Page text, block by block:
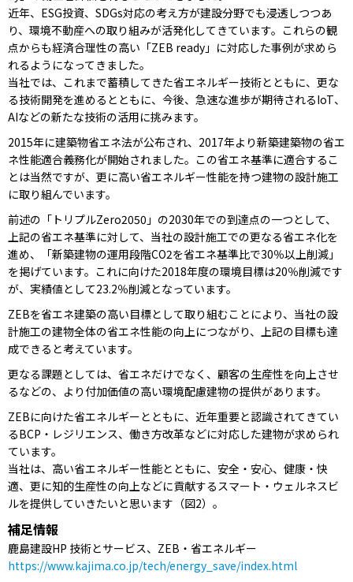
近年、ESG投資、SDGs対応の考え方が建設分野でも浸透しつつあ
り、環境不動産への取り組みが活発化してきています。これらの観
点からも経済合理性の高い「ZEB ready」に対応した事例が求めら
れるようになってきました。
当社では、これまで蓄積してきた省エネルギー技術とともに、更な
る技術開発を進めるとともに、今後、急速な進歩が期待されるIoT、
AIなどの新たな技術の活用に挑みます。
2015年に建築物省エネ法が公布され、2017年より新築建築物の省エ
ネ性能適合義務化が開始されました。この省エネ基準に適合するこ
とは当然ですが、更に高い省エネルギー性能を持つ建物の設計施工
に取り組んでいます。
前述の「トリプルZero2050」の2030年での到達点の一つとして、
上記の省エネ基準に対して、当社の設計施工での更なる省エネ化を
進め、「新築建物の運用段階CO2を省エネ基準比で30％以上削減」
を掲げています。これに向けた2018年度の環境目標は20％削減です
が、実績値として23.2％削減となっています。
ZEBを省エネ建築の高い目標として取り組むことにより、当社の設
計施工の建物全体の省エネ性能の向上につながり、上記の目標も達
成できると考えています。
更なる課題としては、省エネだけでなく、顧客の生産性を向上させ
るなどの、より付加価値の高い環境配慮建物の提供があります。
ZEBに向けた省エネルギーとともに、近年重要と認識されてきてい
るBCP・レジリエンス、働き方改革などに対応した建物が求められ
ています。
当社は、高い省エネルギー性能とともに、安全・安心、健康・快
適、更に知的生産性の向上などに貢献するスマート・ウェルネスビ
ルを提供していきたいと思います（図2）。
補足情報
鹿島建設HP 技術とサービス、ZEB・省エネルギー
https://www.kajima.co.jp/tech/energy_save/index.html